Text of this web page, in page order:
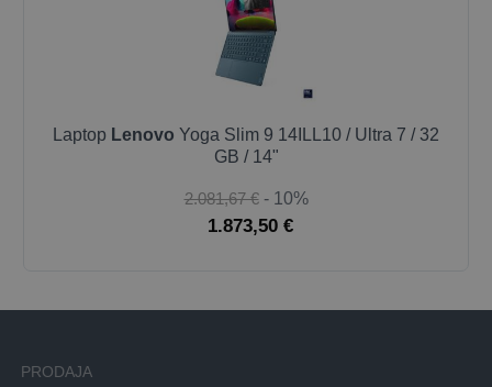
Laptop Lenovo Yoga Slim 9 14ILL10 / Ultra 7 / 32
GB / 14"
2.081,67 € - 10%
1.873,50 €
PRODAJA